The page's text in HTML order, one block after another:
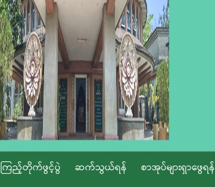
ကြည့်တိုက်ဖွင့်ပွဲ ဆက်သွယ်ရန် စာအုပ်များရှာဖွေရန်